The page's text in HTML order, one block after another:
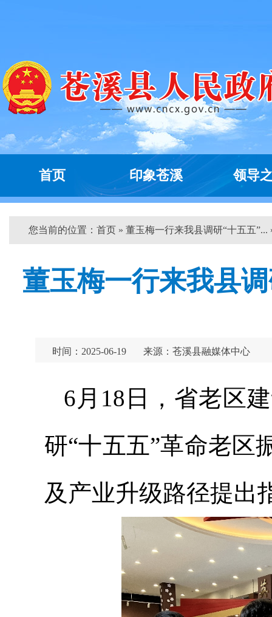
首页 印象苍溪 领导
您当前的位置： 首页 » 董玉梅一行来我县调研“十五五”...
董玉梅一行来我县
时间：2025-06-19 来源：苍溪县融媒体中心
6月18日，省老区
研“十五五”革命老区
及产业升级路径提出